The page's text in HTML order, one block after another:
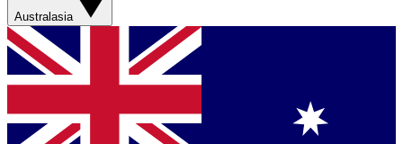
Australasia